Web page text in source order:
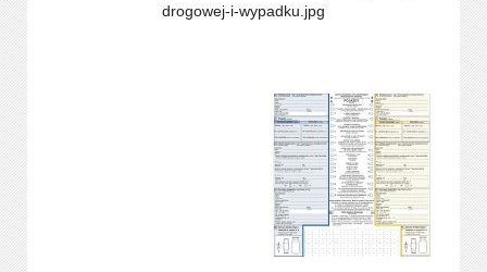
drogowej-i-wypadku.jpg